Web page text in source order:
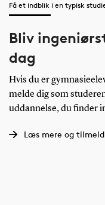
Få et indblik i en typisk
Bliv
dag
Hvis du er
melde dig som
uddannelse, du finder
Læs mere og